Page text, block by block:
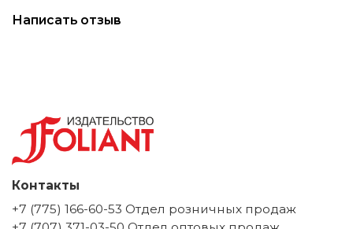
Написать отзыв
Контакты
+7 (775) 166-60-53 Отдел розничных продаж